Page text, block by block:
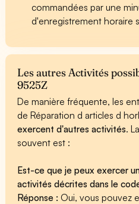
commandées par une
d'enregistrement horaire
Les autres Activités
9525Z
De manière fréquente, les
de Réparation d articles d
exercent d'autres activités.
souvent est :
Est-ce que je peux exercer
activités décrites dans le
Réponse :Oui, vous pouvez